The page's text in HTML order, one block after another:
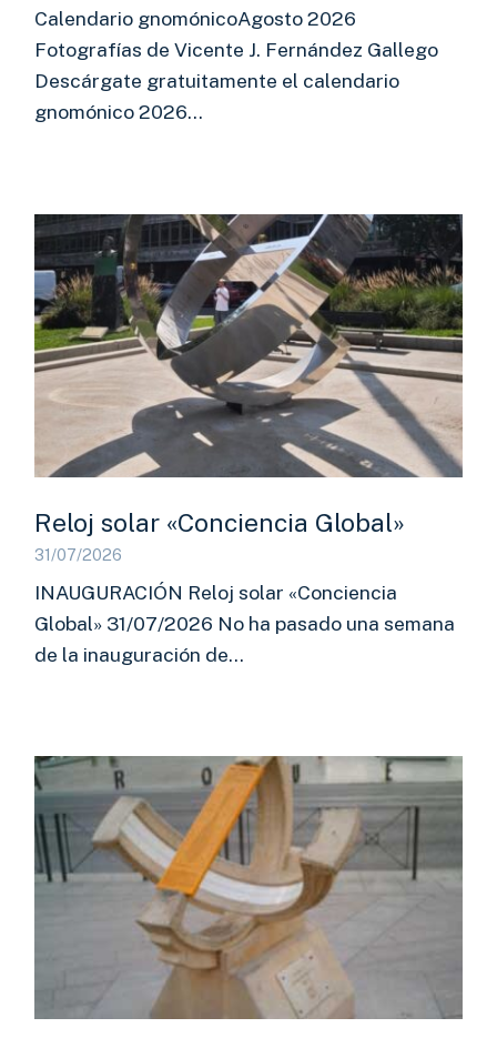
Calendario gnomónicoAgosto 2026
Fotografías de Vicente J. Fernández Gallego
Descárgate gratuitamente el calendario
gnomónico 2026…
Reloj solar «Conciencia Global»
31/07/2026
INAUGURACIÓN Reloj solar «Conciencia
Global» 31/07/2026 No ha pasado una semana
de la inauguración de…